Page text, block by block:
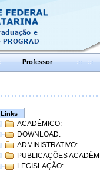
Professor
Links
ACADÊMICO:
DOWNLOAD:
ADMINISTRATIVO:
PUBLICAÇÕES
LEGISLAÇÃO: